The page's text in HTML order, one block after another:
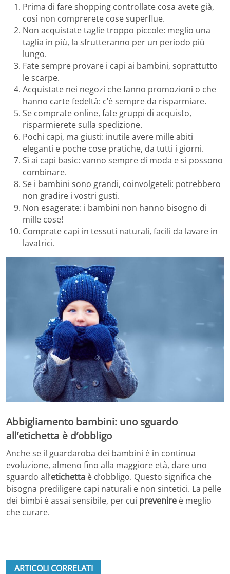
Prima di fare shopping controllate cosa avete già,
così non comprerete cose superflue.
Non acquistate taglie troppo piccole: meglio una
taglia in più, la sfrutteranno per un periodo più
lungo.
Fate sempre provare i capi ai bambini, soprattutto
le scarpe.
Acquistate nei negozi che fanno promozioni o che
hanno carte fedeltà: c’è sempre da risparmiare.
Se comprate online, fate gruppi di acquisto,
risparmierete sulla spedizione.
Pochi capi, ma giusti: inutile avere mille abiti
eleganti e poche cose pratiche, da tutti i giorni.
Sì ai capi basic: vanno sempre di moda e si possono
combinare.
Se i bambini sono grandi, coinvolgeteli: potrebbero
non gradire i vostri gusti.
Non esagerate: i bambini non hanno bisogno di
mille cose!
Comprate capi in tessuti naturali, facili da lavare in
lavatrici.
Abbigliamento bambini: uno sguardo
all’etichetta è d’obbligo
Anche se il guardaroba dei bambini è in continua
evoluzione, almeno fino alla maggiore età, dare uno
sguardo all’etichetta è d’obbligo. Questo significa che
bisogna prediligere capi naturali e non sintetici. La pelle
dei bimbi è assai sensibile, per cui prevenire è meglio
che curare.
ARTICOLI CORRELATI